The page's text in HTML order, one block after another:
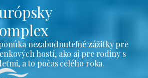
nezabudnuteľné zážitky pre
hostí, ako aj pre rodiny s
a to počas celého roka.